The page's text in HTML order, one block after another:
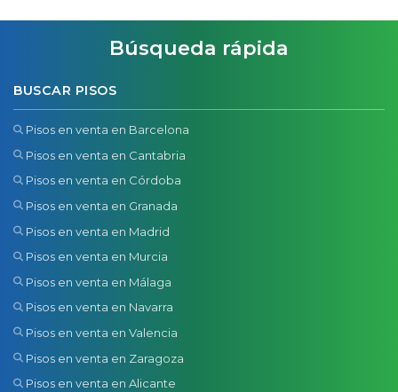
Búsqueda rápida
BUSCAR PISOS
Pisos en venta en Barcelona
Pisos en venta en Cantabria
Pisos en venta en Córdoba
Pisos en venta en Granada
Pisos en venta en Madrid
Pisos en venta en Murcia
Pisos en venta en Málaga
Pisos en venta en Navarra
Pisos en venta en Valencia
Pisos en venta en Zaragoza
Pisos en venta en Alicante